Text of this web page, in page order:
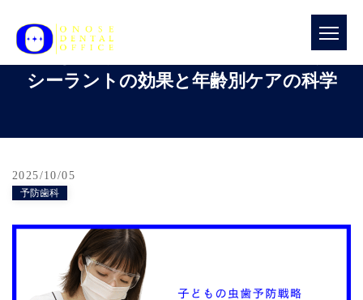
子どもの虫歯予防戦略ガイド：フッ素・
シーラントの効果と年齢別ケアの科学
2025/10/05
予防歯科